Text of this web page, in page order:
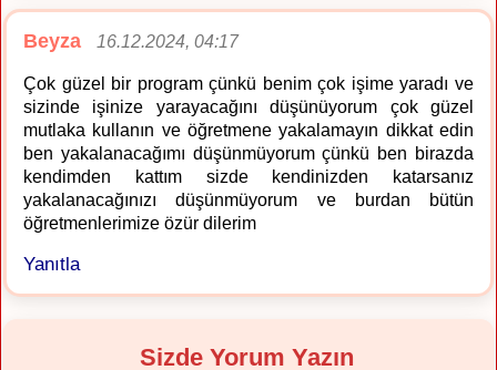
Beyza 16.12.2024, 04:17
Çok güzel bir program çünkü benim çok işime yaradı ve
sizinde işinize yarayacağını düşünüyorum çok güzel
mutlaka kullanın ve öğretmene yakalamayın dikkat edin
ben yakalanacağımı düşünmüyorum çünkü ben birazda
kendimden kattım sizde kendinizden katarsanız
yakalanacağınızı düşünmüyorum ve burdan bütün
öğretmenlerimize özür dilerim
Yanıtla
Sizde Yorum Yazın